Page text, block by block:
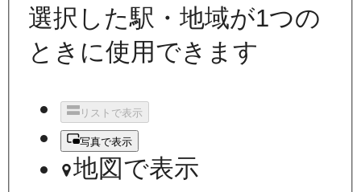
選択した駅・地域が1つの
ときに使用できます
リストで表示
写真で表示
地図で表示